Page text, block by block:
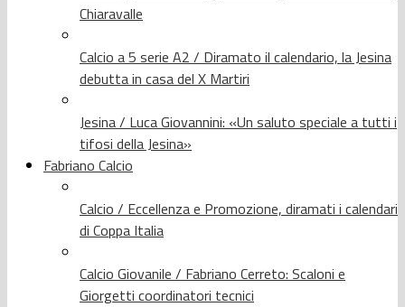
Chiaravalle
Calcio a 5 serie A2 / Diramato il calendario, la Jesina
debutta in casa del X Martiri
Jesina / Luca Giovannini: «Un saluto speciale a tutti i
tifosi della Jesina»
Fabriano Calcio
Calcio / Eccellenza e Promozione, diramati i calendari
di Coppa Italia
Calcio Giovanile / Fabriano Cerreto: Scaloni e
Giorgetti coordinatori tecnici